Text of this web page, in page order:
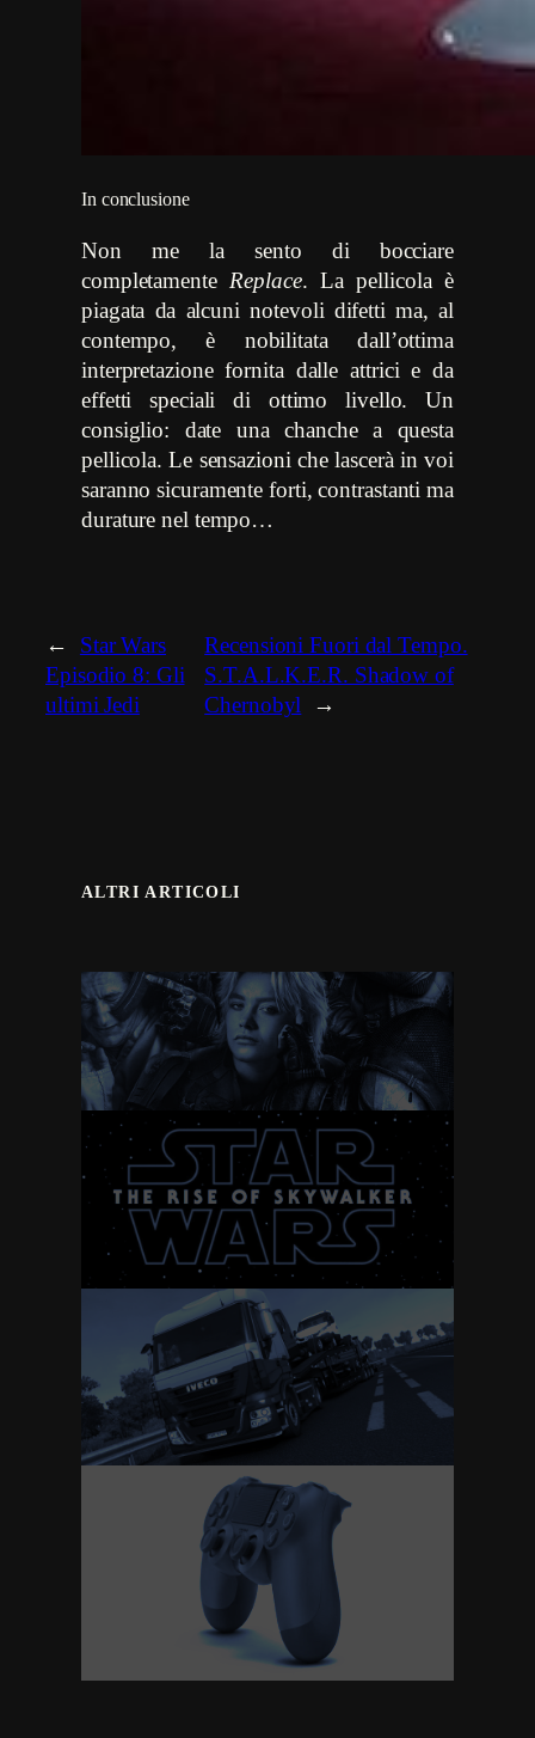
In conclusione
Non me la sento di bocciare
completamente Replace. La pellicola è
piagata da alcuni notevoli difetti ma, al
contempo, è nobilitata dall’ottima
interpretazione fornita dalle attrici e da
effetti speciali di ottimo livello. Un
consiglio: date una chanche a questa
pellicola. Le sensazioni che lascerà in voi
saranno sicuramente forti, contrastanti ma
durature nel tempo…
←
Star Wars
Episodio 8: Gli
ultimi Jedi
Recensioni Fuori dal Tempo.
S.T.A.L.K.E.R. Shadow of
Chernobyl
→
ALTRI ARTICOLI
Thunderbolts
Star Wars IX: The rise
of Skywalker
Euro Truck Simulator
2 – Italy (Anteprima)
A caccia del miglior
pad per PC: Sony
DualShock 4